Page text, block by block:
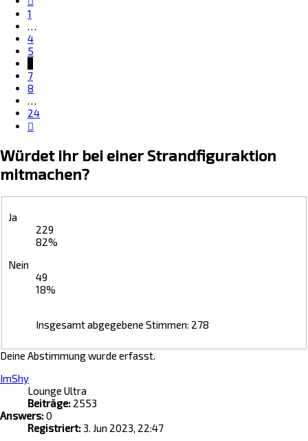
1
…
4
5
7
8
…
24
Würdet ihr bei einer Strandfiguraktion
mitmachen?
Ja
229
82%
Nein
49
18%
Insgesamt abgegebene Stimmen: 278
Deine Abstimmung wurde erfasst.
ImShy
Lounge Ultra
Beiträge: 2553
Answers:0
Registriert: 3. Jun 2023, 22:47